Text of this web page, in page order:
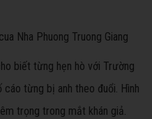
biết từng hẹn hò với Trường
từng bị anh theo đuổi. Hình
trọng trong mắt khán giả.